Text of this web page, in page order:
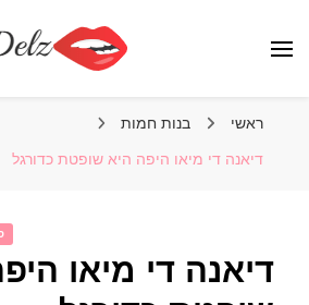
ראשי בנות חמות
דיאנה די מיאו היפה היא שופטת כדורגל
דיאנה די מיאו